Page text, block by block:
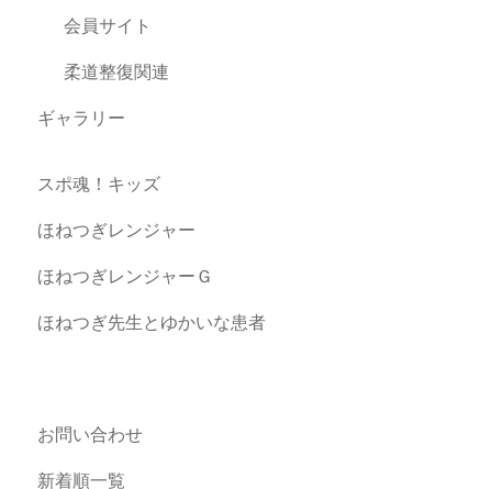
会員サイト
柔道整復関連
ギャラリー
スポ魂！キッズ
ほねつぎレンジャー
ほねつぎレンジャーＧ
ほねつぎ先生とゆかいな患者
お問い合わせ
新着順一覧